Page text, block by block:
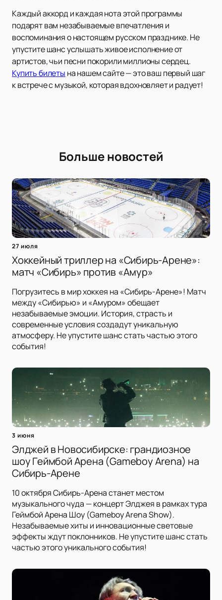
Каждый аккорд и каждая нота этой программы
подарят вам незабываемые впечатления и
воспоминания о настоящем русском празднике. Не
упустите шанс услышать живое исполнение от
артистов, чьи песни покорили миллионы сердец.
Купить билеты на нашем сайте — это ваш первый шаг
к встрече с музыкой, которая вдохновляет и радует!
Больше новостей
27 июля
Хоккейный триллер на «Сибирь-Арене»:
матч «Сибирь» против «Амур»
Погрузитесь в мир хоккея на «Сибирь-Арене»! Матч
между «Сибирью» и «Амуром» обещает
незабываемые эмоции. История, страсть и
современные условия создадут уникальную
атмосферу. Не упустите шанс стать частью этого
события!
3 июня
Элджей в Новосибирске: грандиозное
шоу Геймбой Арена (Gameboy Arena) на
Сибирь-Арене
10 октября Сибирь-Арена станет местом
музыкального чуда — концерт Элджея в рамках тура
Геймбой Арена Шоу (Gameboy Arena Show).
Незабываемые хиты и инновационные световые
эффекты ждут поклонников. Не упустите шанс стать
частью этого уникального события!